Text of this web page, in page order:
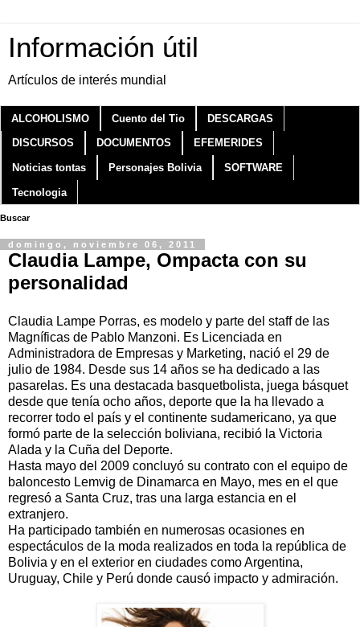
Información útil
Artículos de interés mundial
ALCOHOLISMO Cuento del Tio DESCARGAS
DISCURSOS DOCUMENTOS EFEMERIDES
Noticias tontas Personajes Bolivia SOFTWARE
Tecnologia
Buscar
domingo, noviembre 06, 2011
Claudia Lampe, Ompacta con su
personalidad
Claudia Lampe Porras, es modelo y parte del staff de las
Magníficas de Pablo Manzoni. Es Licenciada en
Administradora de Empresas y Marketing, nació el 29 de
julio de 1984. Desde sus 14 años se ha dedicado a las
pasarelas. Es una destacada basquetbolista, juega básquet
desde que tenía ocho años, deporte que la ha llevado a
recorrer todo el país y el continente sudamericano, ya que
formó parte de la selección boliviana, recibió la Victoria
Alada y la Cuña del Deporte.
Hasta mayo del 2009 concluyó su contrato con el equipo de
baloncesto Lemvig de Dinamarca en Mayo, mes en el que
regresó a Santa Cruz, tras una larga estancia en el
extranjero.
Ha participado también en numerosas ocasiones en
espectáculos de la moda realizados en toda la república de
Bolivia y en el exterior en ciudades como Argentina,
Uruguay, Chile y Perú donde causó impacto y admiración.